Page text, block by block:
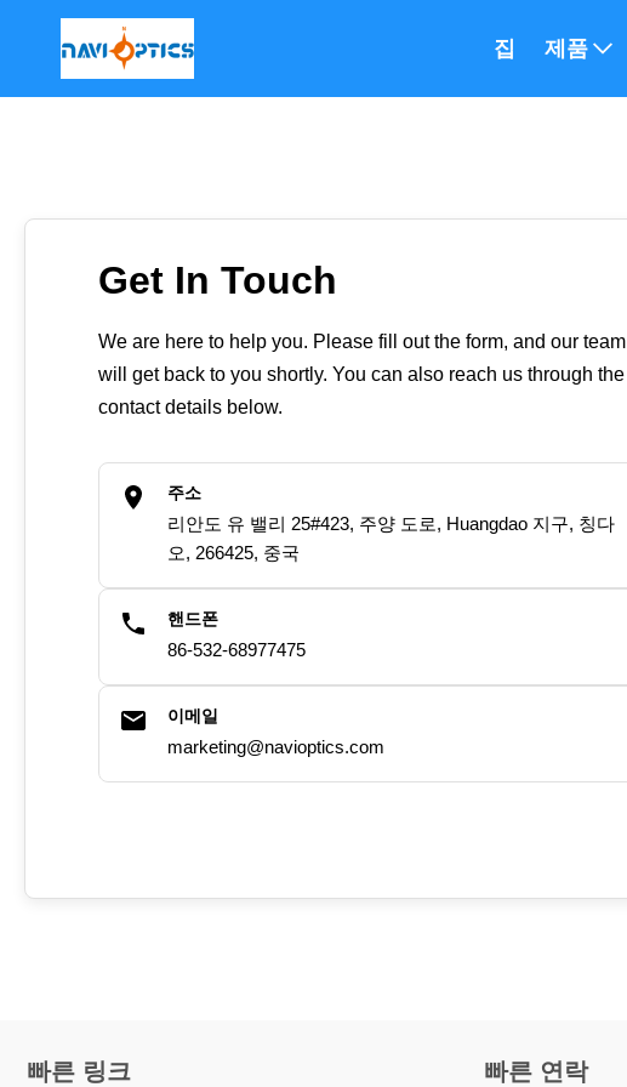
집 제품
Get In Touch
We are here to help you. Please fill out the form, and our team
will get back to you shortly. You can also reach us through the
contact details below.
주소
리안도 유 밸리 25#423, 주양 도로, Huangdao 지구, 칭다
오, 266425, 중국
핸드폰
86-532-68977475
이메일
marketing@navioptics.com
빠른 링크 빠른 연락